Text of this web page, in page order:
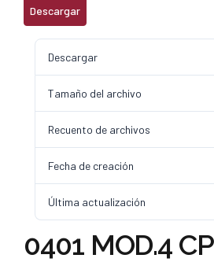
Descargar
Descargar
Tamaño del archivo
Recuento de archivos
Fecha de creación
Última actualización
0401 MOD.4 CP